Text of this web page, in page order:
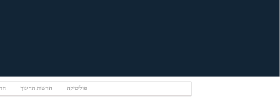
פוליטיקה חדשות החינוך